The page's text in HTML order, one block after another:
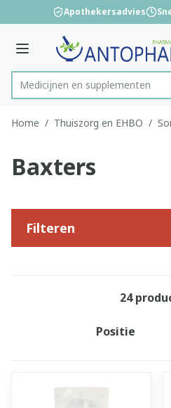
Ga naar de inhoud
1 van 1 Apothekersadvies
Menu
Product, merk, categorie...
Medicijne
Home / Thuiszorg en EHBO /
Baxters
Filteren
24
Sorteer op: